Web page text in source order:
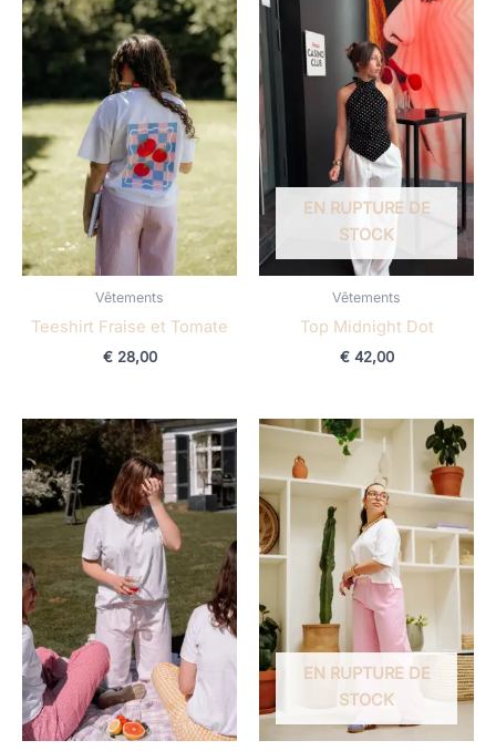
Vêtements
Teeshirt Fraise et Tomate
€28,00
EN RUPTURE DE
STOCK
Vêtements
Top Midnight Dot
€42,00
EN RUPTURE DE
STOCK